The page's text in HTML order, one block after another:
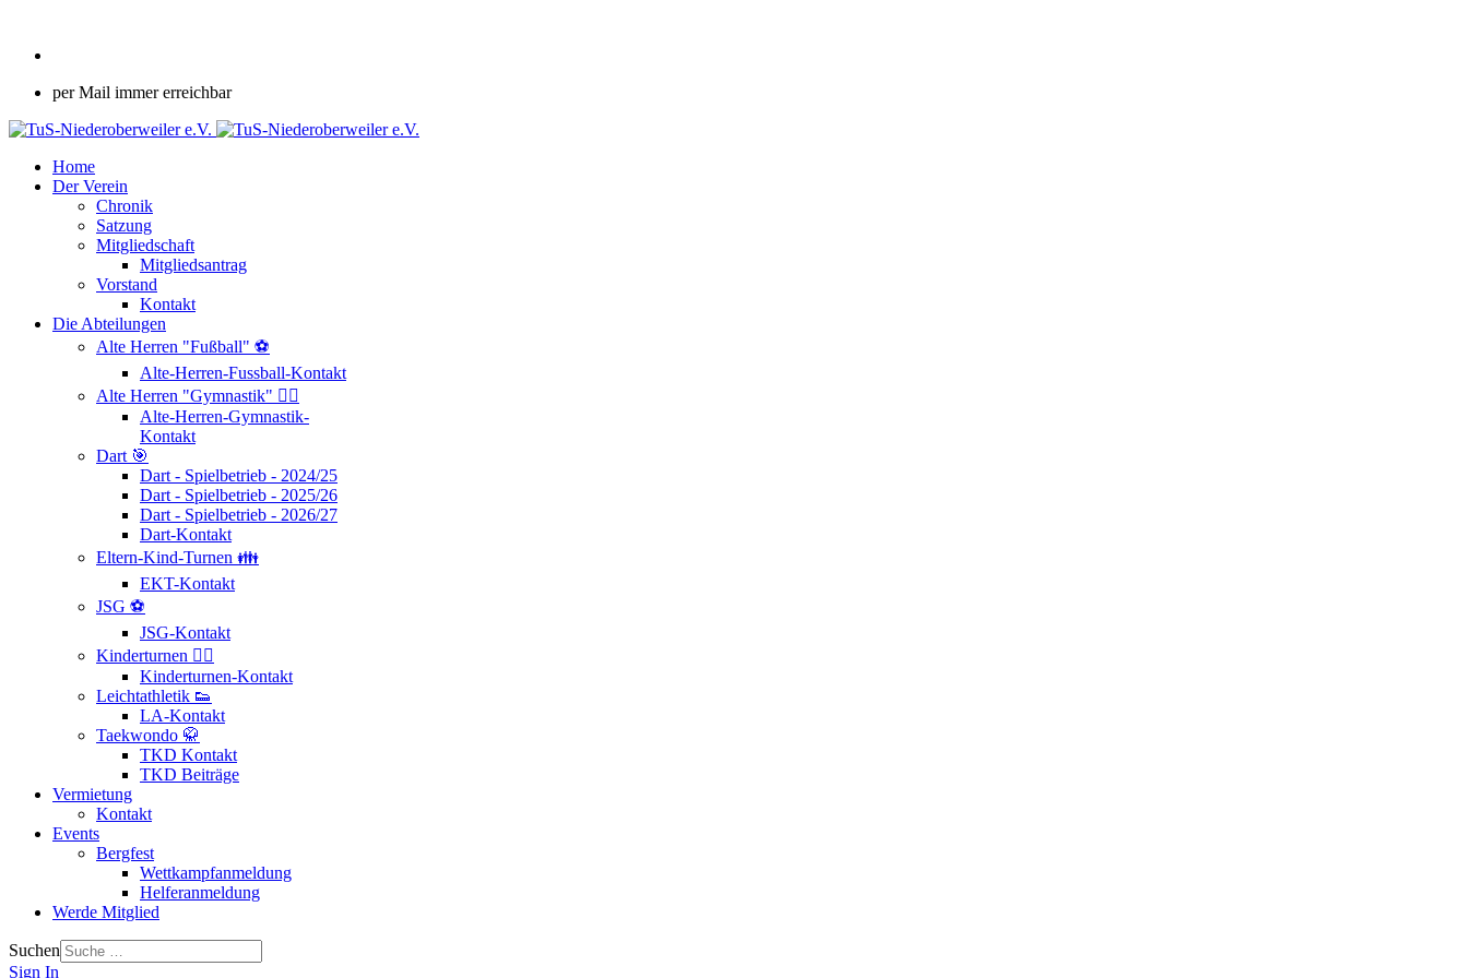
per Mail immer erreichbar
Home
Der Verein
Chronik
Satzung
Mitgliedschaft
Mitgliedsantrag
Vorstand
Kontakt
Die Abteilungen
Alte Herren "Fußball" ⚽
Alte-Herren-Fussball-Kontakt
Alte Herren "Gymnastik" 🤸‍♂️
Alte-Herren-Gymnastik-
Kontakt
Dart 🎯
Dart - Spielbetrieb - 2024/25
Dart - Spielbetrieb - 2025/26
Dart - Spielbetrieb - 2026/27
Dart-Kontakt
Eltern-Kind-Turnen 👪
EKT-Kontakt
JSG ⚽
JSG-Kontakt
Kinderturnen 🤸‍♂️
Kinderturnen-Kontakt
Leichtathletik 👟
LA-Kontakt
Taekwondo 🥋
TKD Kontakt
TKD Beiträge
Vermietung
Kontakt
Events
Bergfest
Wettkampfanmeldung
Helferanmeldung
Werde Mitglied
Suchen
Sign In